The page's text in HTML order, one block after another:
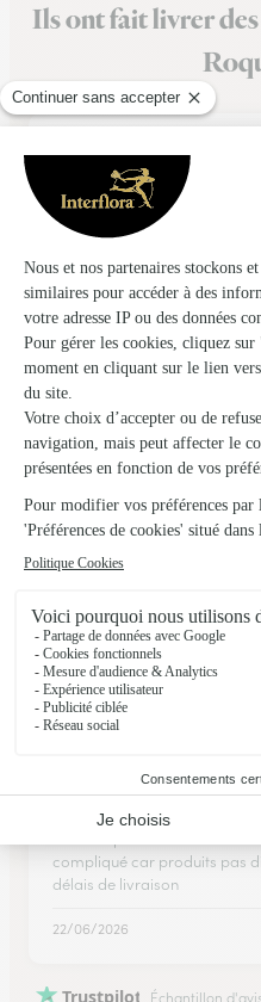
Ils ont fait livrer
★ ★ ★ ★ ★
commande de fleurs
La commande globalement
05/04/2026
★ ★ ★ ★ ★
Simple et rapide
Simple et rapide. Site très
30/05/2026
Clarté du site. Respect des
commande
23/06/2026
★
Trés beaux bouquets
compliqué car produits pas
délais de livraison
22/06/2026
Trustpilot Échantillon